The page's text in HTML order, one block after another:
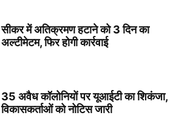
सीकर में अतिक्रमण हटाने को 3 दिन का
अल्टीमेटम, फिर होगी कार्रवाई
35 अवैध कॉलोनियों पर यूआईटी का शिकंजा,
विकासकर्ताओं को नोटिस जारी